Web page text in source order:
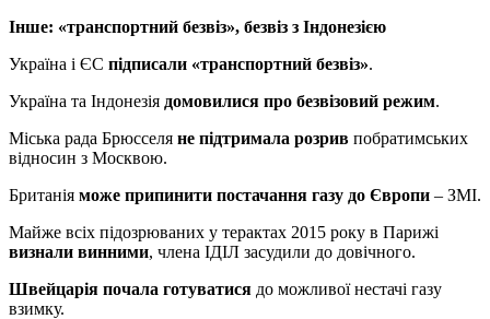
Інше: «транспортний безвіз», безвіз з Індонезією
Україна і ЄС підписали «транспортний безвіз».
Україна та Індонезія домовилися про безвізовий режим.
Міська рада Брюсселя не підтримала розрив побратимських
відносин з Москвою.
Британія може припинити постачання газу до Європи – ЗМІ.
Майже всіх підозрюваних у терактах 2015 року в Парижі
визнали винними, члена ІДІЛ засудили до довічного.
Швейцарія почала готуватися до можливої нестачі газу
взимку.